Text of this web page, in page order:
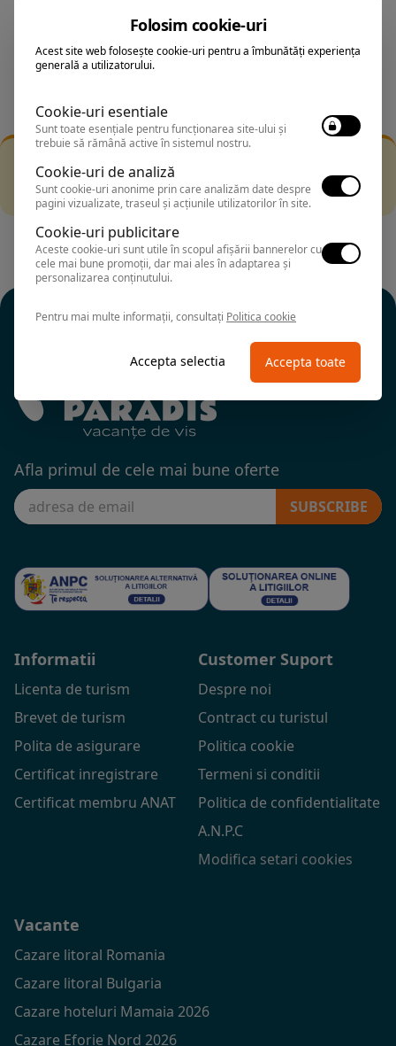
Stele 1-5
Stele 5-1
Incearca sa folosesti o cautarea mai generala sau alege
alte fitre.
Afla primul de cele mai bune oferte
SUBSCRIBE
Informatii
Licenta de turism
Brevet de turism
Polita de asigurare
Certificat inregistrare
Certificat membru ANAT
Customer Suport
Despre noi
Contract cu turistul
Politica cookie
Termeni si conditii
Politica de confidentialitate
A.N.P.C
Modifica setari cookies
Vacante
Cazare litoral Romania
Cazare litoral Bulgaria
Cazare hoteluri Mamaia 2026
Cazare Eforie Nord 2026
Folosim cookie-uri
Acest site web folosește cookie-uri pentru a îmbunătăți experiența
generală a utilizatorului.
Cookie-uri esentiale
Sunt toate esențiale pentru funcționarea site-ului și
trebuie să rămână active în sistemul nostru.
Cookie-uri de analiză
Sunt cookie-uri anonime prin care analizăm date despre
pagini vizualizate, traseul și acțiunile utilizatorilor în site.
Cookie-uri publicitare
Aceste cookie-uri sunt utile în scopul afișării bannerelor cu
cele mai bune promoții, dar mai ales în adaptarea și
personalizarea conținutului.
Pentru mai multe informații, consultați Politica cookie
Accepta selectia Accepta toate